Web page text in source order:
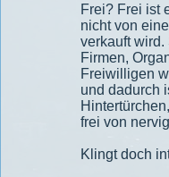
Frei? Frei ist
nicht von
verkauft wird.
Firmen,
Freiwilligen
und dadurch
frei von
Klingt doch